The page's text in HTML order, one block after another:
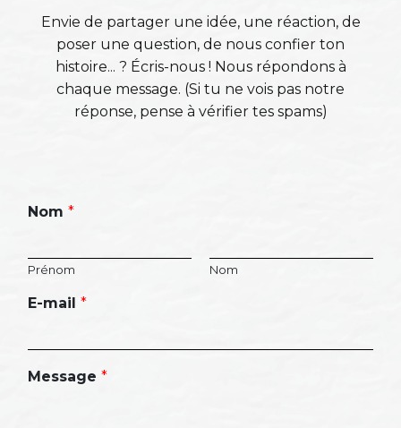
Envie de partager une idée, une réaction, de
poser une question, de nous confier ton
histoire... ? Écris-nous ! Nous répondons à
chaque message. (Si tu ne vois pas notre
réponse, pense à vérifier tes spams)
Nom *
Prénom Nom
E-mail *
Message *